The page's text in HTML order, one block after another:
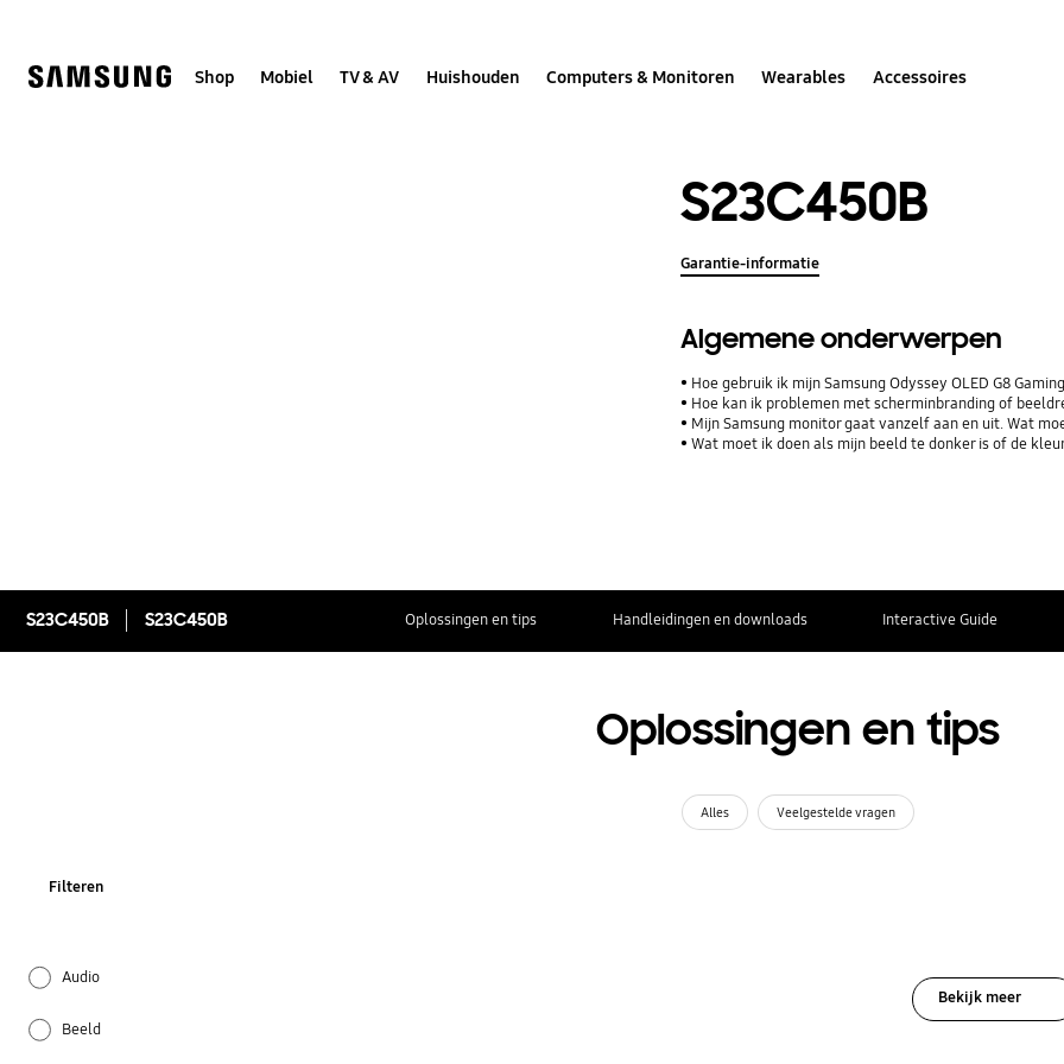
Shop Mobiel TV & AV Huishouden Computers & Monitoren Wearables Accessoires
S23C450B
Garantie-informatie
Algemene onderwerpen
Hoe gebruik ik mijn Samsung Odyssey OLED G8
Hoe kan ik problemen met scherminbranding of
Mijn Samsung monitor gaat vanzelf aan en uit. Wat
Wat moet ik doen als mijn beeld te donker is of de
S23C450B S23C450B Oplossingen en tips Handleidingen en downloads Interactive Guide
Oplossingen en tips
Alles Veelgestelde vragen
Filteren
Audio
Beeld
Bekijk meer